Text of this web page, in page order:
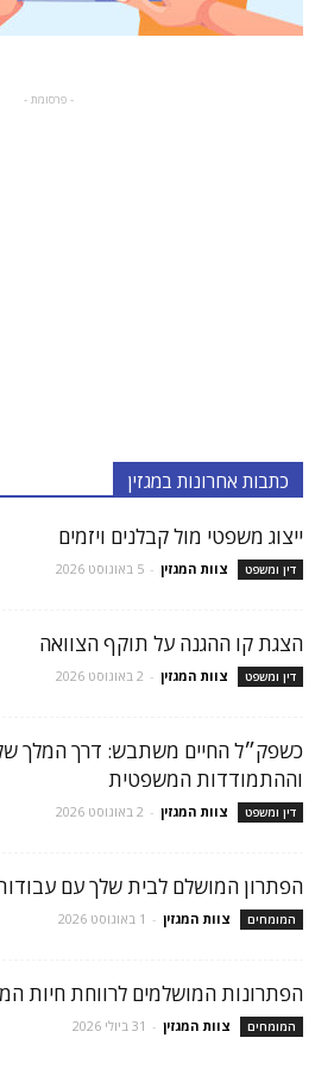
- פרסומת -
כתבות אחרונות במגזין
ייצוג משפטי מול קבלנים ויזמים
דין ומשפט צוות המגזין - 5 באוגוסט 2026
הצגת קו ההגנה על תוקף הצוואה
דין ומשפט צוות המגזין - 2 באוגוסט 2026
כשפק״ל החיים משתבש: דרך המלך של
וההתמודדות המשפטית
דין ומשפט צוות המגזין - 2 באוגוסט 2026
הפתרון המושלם לבית שלך עם
המומחים צוות המגזין - 1 באוגוסט 2026
הפתרונות המושלמים לרווחת חיות
המומחים צוות המגזין - 31 ביולי 2026